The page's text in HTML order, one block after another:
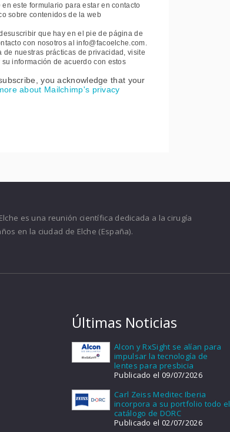
este formulario para estar en contacto
sobre contenidos de la web
que hay en el pie de página de
con nosotros al info@facoelche.com.
de nuestras prácticas de privacidad, visite
información de acuerdo con estos
you acknowledge that your
about Mailchimp's privacy
es una reunión científica dedicada a la cirugía
en la ciudad de Elche (España).
Últimas Noticias
Alcon y RxSight se alían para
impulsar la tecnología de
lentes para presbicia
Publicado el 09/07/2026
Carl Zeiss Meditec Iberia
incorpora a su portfolio todo el
catálogo de DORC
Publicado el 02/07/2026